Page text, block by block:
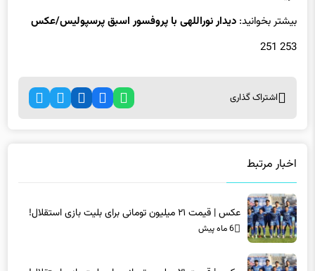
بیشتر بخوانید:دیدار نوراللهی با پروفسور اسبق پرسپولیس/عکس
253 251
اشتراک گذاری
اخبار مرتبط
عکس | قیمت ۲۱ میلیون تومانی برای بلیت بازی استقلال!
6 ماه پیش